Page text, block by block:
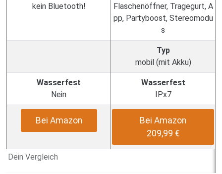
Dein Vergleich
kein Bluetooth!
Flaschenöffner, Tragegurt, A
pp, Partyboost, Stereomodu
s
Typ
mobil (mit Akku)
Wasserfest
Nein
Wasserfest
IPx7
Bei Amazon
Bei Amazon
209,99 €